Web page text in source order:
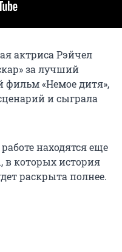
актриса Рэйчел
за лучший
«Немое дитя»,
и сыграла
находятся еще
которых история
раскрыта полнее.